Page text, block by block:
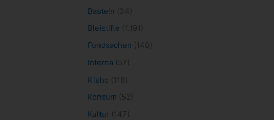
Basteln (34)
Bleistifte (1.191)
Fundsachen (148)
Interna (57)
Kisho (118)
Konsum (52)
Kultur (147)